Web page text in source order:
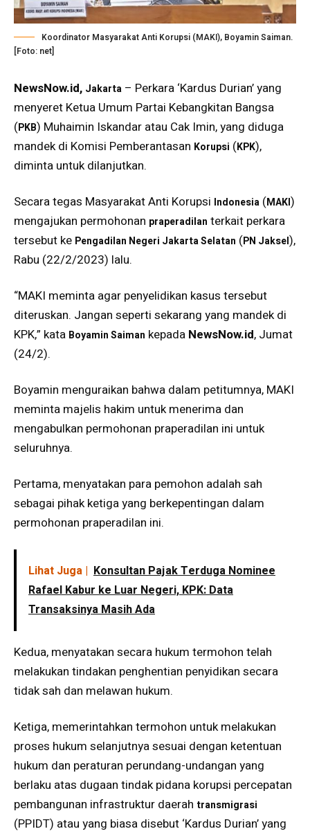
Koordinator Masyarakat Anti Korupsi (MAKI), Boyamin Saiman.
[Foto: net]
NewsNow.id, Jakarta – Perkara ‘Kardus Durian’ yang
menyeret Ketua Umum Partai Kebangkitan Bangsa
(PKB) Muhaimin Iskandar atau Cak Imin, yang diduga
mandek di Komisi Pemberantasan Korupsi (KPK),
diminta untuk dilanjutkan.
Secara tegas Masyarakat Anti Korupsi Indonesia (MAKI)
mengajukan permohonan praperadilan terkait perkara
tersebut ke Pengadilan Negeri Jakarta Selatan (PN Jaksel),
Rabu (22/2/2023) lalu.
“MAKI meminta agar penyelidikan kasus tersebut
diteruskan. Jangan seperti sekarang yang mandek di
KPK,” kata Boyamin Saiman kepada NewsNow.id, Jumat
(24/2).
Boyamin menguraikan bahwa dalam petitumnya, MAKI
meminta majelis hakim untuk menerima dan
mengabulkan permohonan praperadilan ini untuk
seluruhnya.
Pertama, menyatakan para pemohon adalah sah
sebagai pihak ketiga yang berkepentingan dalam
permohonan praperadilan ini.
Lihat Juga | Konsultan Pajak Terduga Nominee
Rafael Kabur ke Luar Negeri, KPK: Data
Transaksinya Masih Ada
Kedua, menyatakan secara hukum termohon telah
melakukan tindakan penghentian penyidikan secara
tidak sah dan melawan hukum.
Ketiga, memerintahkan termohon untuk melakukan
proses hukum selanjutnya sesuai dengan ketentuan
hukum dan peraturan perundang-undangan yang
berlaku atas dugaan tindak pidana korupsi percepatan
pembangunan infrastruktur daerah transmigrasi
(PPIDT) atau yang biasa disebut ‘Kardus Durian’ yang